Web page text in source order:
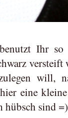
Ihr so
will,
eine
hübsch sind =)